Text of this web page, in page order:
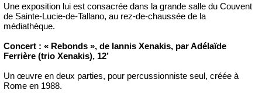
Une exposition lui est consacrée dans la grande salle du Couvent
de Sainte-Lucie-de-Tallano, au rez-de-chaussée de la
médiathèque.
Concert : « Rebonds », de Iannis Xenakis, par Adélaïde
Ferrière (trio Xenakis), 12’
Un œuvre en deux parties, pour percussionniste seul, créée à
Rome en 1988.